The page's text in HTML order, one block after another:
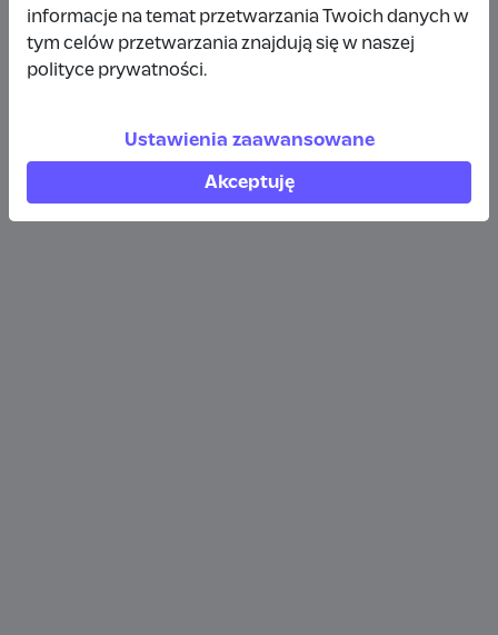
Wpłata anonimowa
informacje na temat przetwarzania Twoich danych w
tym celów przetwarzania znajdują się w naszej
polityce prywatności.
Ustawienia zaawansowane
Akceptuję